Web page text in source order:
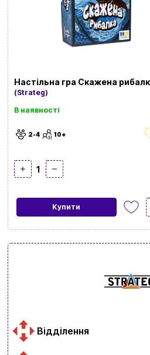
Настільна гра Скажена
(Strateg)
В наявності
2-4 10+
1
Купити
Відділення